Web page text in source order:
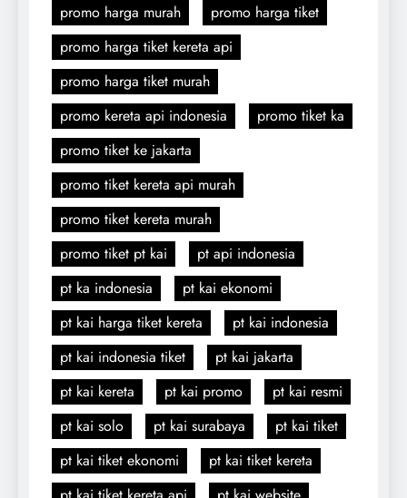
promo harga murah
promo harga tiket
promo harga tiket kereta api
promo harga tiket murah
promo kereta api indonesia
promo tiket ka
promo tiket ke jakarta
promo tiket kereta api murah
promo tiket kereta murah
promo tiket pt kai
pt api indonesia
pt ka indonesia
pt kai ekonomi
pt kai harga tiket kereta
pt kai indonesia
pt kai indonesia tiket
pt kai jakarta
pt kai kereta
pt kai promo
pt kai resmi
pt kai solo
pt kai surabaya
pt kai tiket
pt kai tiket ekonomi
pt kai tiket kereta